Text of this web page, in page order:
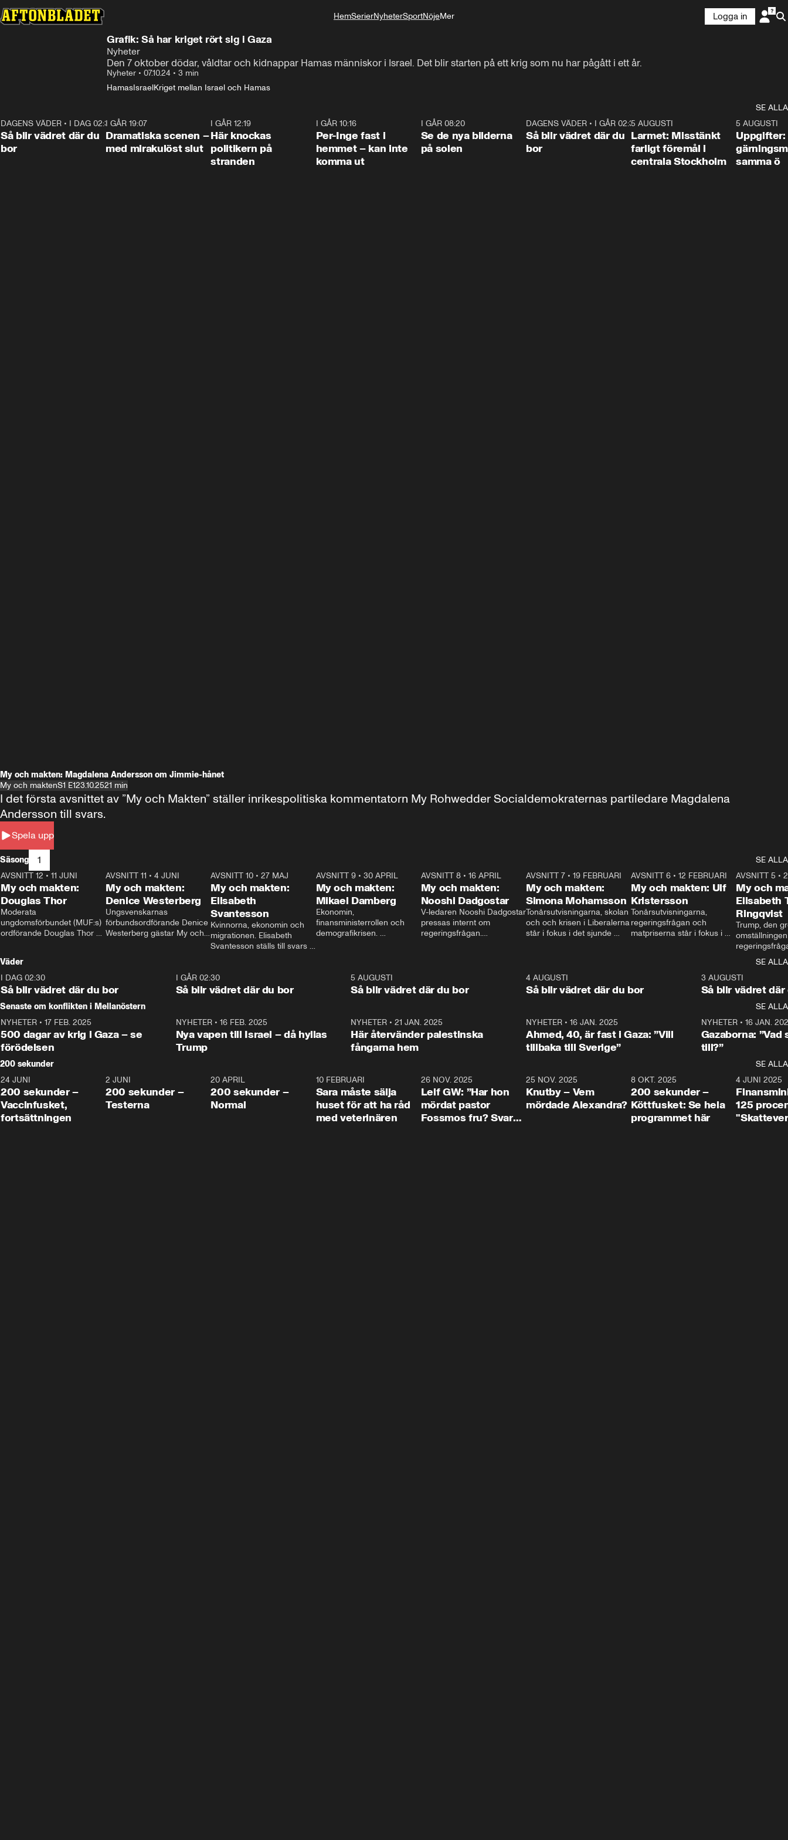
HemSerierNyheterSportNöjeMer
Logga in
Grafik: Så har kriget rört sig i Gaza
Nyheter
Den 7 oktober dödar, våldtar och kidnappar Hamas människor i Israel. Det blir starten på ett krig som nu har pågått i ett år.
Nyheter • 07.10.24 • 3 min
HamasIsraelKriget mellan Israel och Hamas
SE ALLA
1:06
DAGENS VÄDER • I DAG 02:30
Så blir vädret där du
bor
I GÅR 19:07
Dramatiska scenen –
med mirakulöst slut
I GÅR 12:19
Här knockas
politikern på
stranden
I GÅR 10:16
Per-Inge fast i
hemmet – kan inte
komma ut
I GÅR 08:20
Se de nya bilderna
på solen
1:06
DAGENS VÄDER• I GÅR 02:30
Så blir vädret där du
bor
0:35
5 AUGUSTI
Larmet: Misstänkt
farligt föremål i
centrala Stockholm
5 AUGUSTI
Uppgifter:
samma ö
My och makten: Magdalena Andersson om Jimmie-hånet
My och maktenS1 E123.10.2521 min
Spela upp
I det första avsnittet av ”My och Makten” ställer inrikespolitiska kommentatorn My Rohwedder Socialdemokraternas partiledare Magdalena
Andersson till svars.
Säsong 1
SE ALLA
26:27
AVSNITT 12 • 11 JUNI
My och makten:
Douglas Thor
Moderata
ungdomsförbundet (MUF:s)
ordförande Douglas Thor
tonårsutvisningarna och hur
Moderaterna ska locka
väljare till valet i höst.
23:40
AVSNITT 11 •4 JUNI
My och makten:
Denice Westerberg
Ungsvenskarnas
förbundsordförande Denice
Westerberg gästar My och
AVSNITT 10 •27 MAJ
My och makten:
Elisabeth
Svantesson
Kvinnorna, ekonomin och
migrationen. Elisabeth
Svantesson ställs till svars
AVSNITT 9• 30 APRIL
My och makten:
Mikael Damberg
Ekonomin,
finansministerrollen och
demografikrisen.
och Makten.
AVSNITT 8• 16 APRIL
My och makten:
Nooshi Dadgostar
V-ledaren Nooshi Dadgostar
pressas internt om
regeringsfrågan.
– Vi ställer upp i val. Ska vi
vara med så sitter vi förstås
24:30
AVSNITT 7• 19 FEBRUARI
My och makten:
Simona Mohamsson
Tonårsutvisningarna, skolan
och och krisen i Liberalerna
står i fokus i det sjunde
kommentator My
Rohwedder ställer
utbildnings- och
Mohamsson till svars.
27:30
AVSNITT 6 •12 FEBRUARI
My och makten: Ulf
Kristersson
Tonårsutvisningarna,
regeringsfrågan och
matpriserna står i fokus i
Rohwedder ställer
statsminister Ulf Kristersson
AVSNITT 5 •
My och
Elisabeth
Ringqvist
Trump, den
centrum i
avsnittet av
Makten”. Se
Aftonbladets
Rohwedder
Thand Ring
Väder
SE ALLA
I DAG 02:30
Så blir vädret där du bor
1:06
I GÅR 02:30
Så blir vädret där du bor
5 AUGUSTI
Så blir vädret där du bor
4 AUGUSTI
Så blir vädret där du bor
3 AUGUSTI
Så blir vädret där
Senaste om konflikten i Mellanöstern
SE ALLA
NYHETER • 17 FEB. 2025
500 dagar av krig i Gaza – se
förödelsen
NYHETER• 16 FEB. 2025
Nya vapen till Israel – då hyllas
Trump
NYHETER •21 JAN. 2025
Här återvänder palestinska
fångarna hem
NYHETER• 16 JAN. 2025
Ahmed, 40, är fast i Gaza: ”Vill
tillbaka till Sverige”
NYHETER• 16 JAN.
Gazaborna:
till?”
200 sekunder
SE ALLA
5:00
24 JUNI
200 sekunder –
Vaccinfusket,
fortsättningen
4:23
2 JUNI
200 sekunder –
Testerna
20 APRIL
200 sekunder –
Normal
10 FEBRUARI
Sara måste sälja
huset för att ha råd
med veterinären
26 NOV. 2025
Leif GW: ”Har hon
mördat pastor
Fossmos fru? Svar
31:05
25 NOV. 2025
Knutby – Vem
mördade Alexandra?
4:29
8 OKT. 2025
200 sekunder –
Köttfusket: Se hela
programmet här
4 JUNI 2025
125